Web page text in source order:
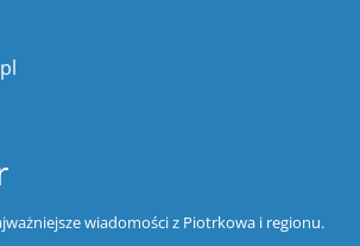
wiadomości z Piotrkowa i regionu.